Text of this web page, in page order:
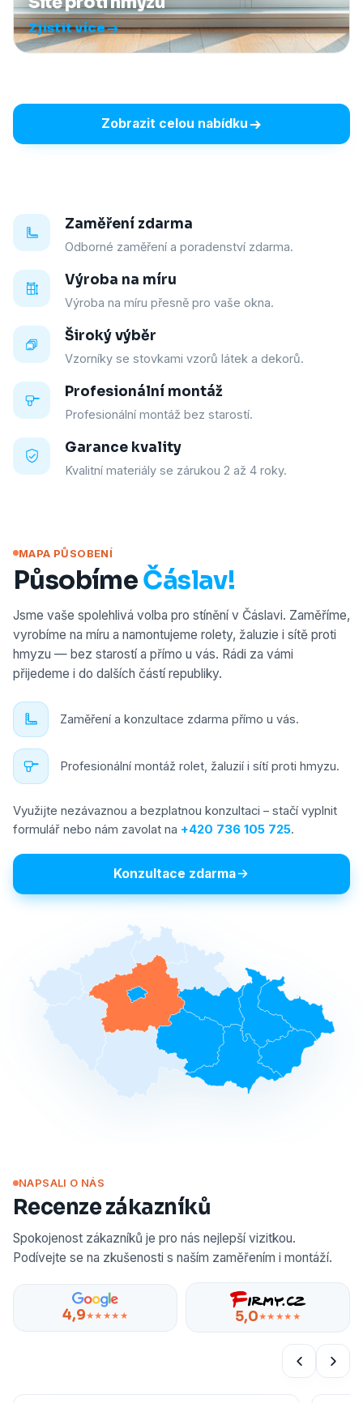
Zjistit více
Zobrazit celou nabídku
Zaměření zdarma
Odborné zaměření a poradenství zdarma.
Výroba na míru
Výroba na míru přesně pro vaše okna.
Široký výběr
Vzorníky se stovkami vzorů látek a dekorů.
Profesionální montáž
Profesionální montáž bez starostí.
Garance kvality
Kvalitní materiály se zárukou 2 až 4 roky.
MAPA PŮSOBENÍ
PůsobímeČáslav!
Jsme vaše spolehlivá volba pro stínění v Čáslavi. Zaměříme,
vyrobíme na míru a namontujeme rolety, žaluzie i sítě proti
hmyzu — bez starostí a přímo u vás. Rádi za vámi
přijedeme i do dalších částí republiky.
Zaměření a konzultace zdarma přímo u vás.
Profesionální montáž rolet, žaluzií i sítí proti hmyzu.
Využijte nezávaznou a bezplatnou konzultaci – stačí vyplnit
formulář nebo nám zavolat na +420 736 105 725.
Konzultace zdarma
NAPSALI O NÁS
Recenze zákazníků
Spokojenost zákazníků je pro nás nejlepší vizitkou.
Podívejte se na zkušenosti s naším zaměřením i montáží.
4,9★★★★★ 5,0★★★★★